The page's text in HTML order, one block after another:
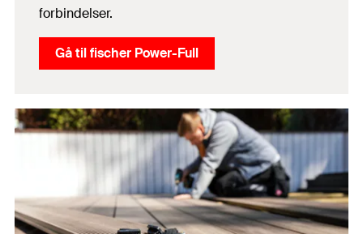
forbindelser.
Gå til fischer Power-Full